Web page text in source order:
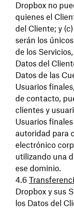
Dropbox no
quienes el
del Cliente; y
serán los
de los
Datos del
Datos de las
Usuarios
de contacto,
clientes y
Usuarios
autoridad para
electrónico
utilizando una
ese dominio.
Dropbox y sus
los Datos del